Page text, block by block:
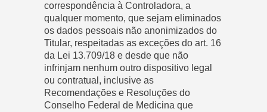
correspondência à Controladora, a
qualquer momento, que sejam eliminados
os dados pessoais não anonimizados do
Titular, respeitadas as exceções do art. 16
da Lei 13.709/18 e desde que não
infrinjam nenhum outro dispositivo legal
ou contratual, inclusive as
Recomendações e Resoluções do
Conselho Federal de Medicina que